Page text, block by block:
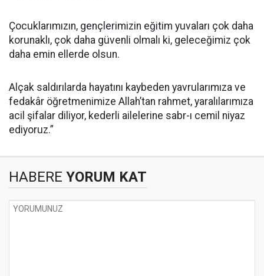
Çocuklarımızın, gençlerimizin eğitim yuvaları çok daha
korunaklı, çok daha güvenli olmalı ki, geleceğimiz çok
daha emin ellerde olsun.
Alçak saldırılarda hayatını kaybeden yavrularımıza ve
fedakâr öğretmenimize Allah’tan rahmet, yaralılarımıza
acil şifalar diliyor, kederli ailelerine sabr-ı cemil niyaz
ediyoruz.”
HABERE YORUM KAT